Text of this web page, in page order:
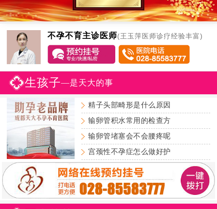
不孕不育主诊医师(王玉萍医师诊疗经验丰富)
生孩子—是天大的事
精子头部畸形是什么原因
输卵管积水常用的检查方
输卵管堵塞会不会腰疼呢
宫颈性不孕症怎么做好护